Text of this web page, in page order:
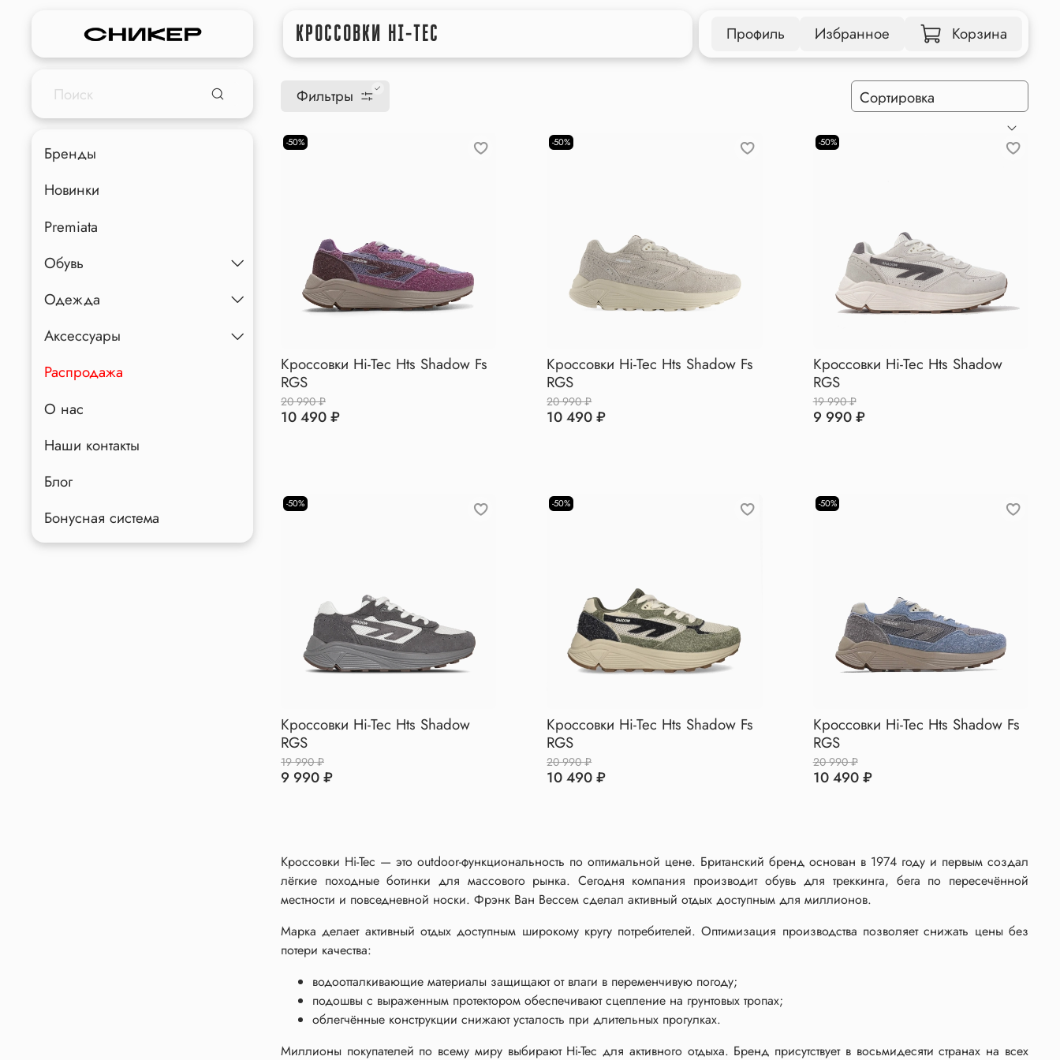
КРОССОВКИ HI-TEC Профиль Избранное Корзина
Фильтры
-50%
Кроссовки Hi-Tec Hts Shadow Fs
RGS
20 990 ₽
10 490 ₽
-50%
Кроссовки Hi-Tec Hts Shadow Fs
RGS
20 990 ₽
10 490 ₽
-50%
Кроссовки Hi-Tec Hts Shadow
RGS
19 990 ₽
9 990 ₽
-50%
Кроссовки Hi-Tec Hts Shadow
RGS
19 990 ₽
9 990 ₽
-50%
Кроссовки Hi-Tec Hts Shadow Fs
RGS
20 990 ₽
10 490 ₽
-50%
Кроссовки Hi-Tec Hts Shadow Fs
RGS
20 990 ₽
10 490 ₽
Кроссовки Hi-Tec — это outdoor-функциональность по оптимальной цене. Британский бренд основан в 1974 году и первым создал
лёгкие походные ботинки для массового рынка. Сегодня компания производит обувь для треккинга, бега по пересечённой
местности и повседневной носки. Фрэнк Ван Вессем сделал активный отдых доступным для миллионов.
Марка делает активный отдых доступным широкому кругу потребителей. Оптимизация производства позволяет снижать цены без
потери качества:
водоотталкивающие материалы защищают от влаги в переменчивую погоду;
подошвы с выраженным протектором обеспечивают сцепление на грунтовых тропах;
облегчённые конструкции снижают усталость при длительных прогулках.
Миллионы покупателей по всему миру выбирают Hi-Tec для активного отдыха. Бренд присутствует в восьмидесяти странах на всех
Бренды
Новинки
Premiata
Обувь
Одежда
Аксессуары
Распродажа
О нас
Наши контакты
Блог
Бонусная система